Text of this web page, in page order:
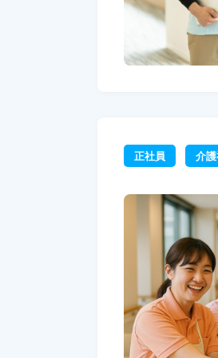
正社員 介